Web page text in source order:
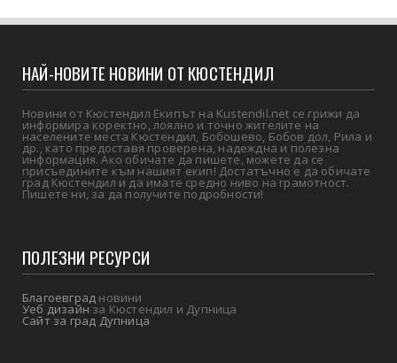
НАЙ-НОВИТЕ НОВИНИ ОТ КЮСТЕНДИЛ
Новини от Кюстендил Екипът на Kustendil.net се грижи да
информира коректно, лоялно и точно жителите на
населените места Кюстендил, Бобошево, Бобов дол, Рила и
др., като предоставя проверена, надеждна и полезна
информация. Ако обичате да пишете, можете да се
присъедините към нашият екип! Достатъчно е да обичате
град Кюстендил и да имате средно ниво на грамотност.
Пишете ни, за да получите подробности!
ПОЛЕЗНИ РЕСУРСИ
Благоевград новини
Уеб дизайн за Кюстендил и Дупница
Сайт за град Дупница